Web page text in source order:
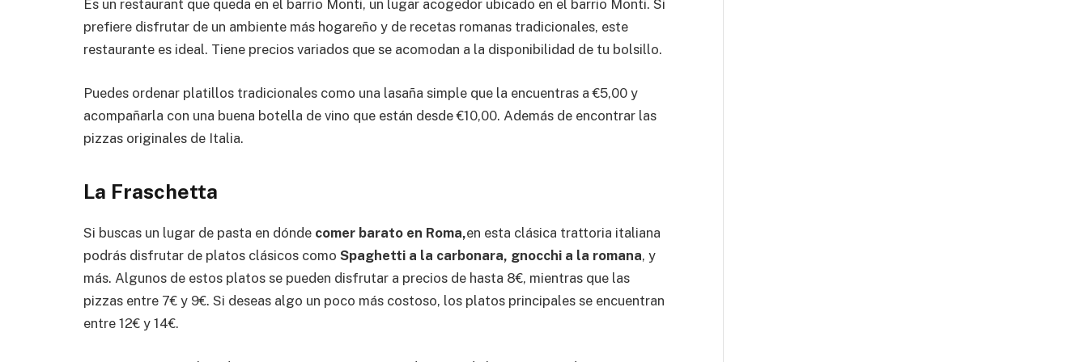
Es un restaurant que queda en el barrio Monti, un lugar acogedor ubicado en el barrio Monti. Si
prefiere disfrutar de un ambiente más hogareño y de recetas romanas tradicionales, este
restaurante es ideal. Tiene precios variados que se acomodan a la disponibilidad de tu bolsillo.
Puedes ordenar platillos tradicionales como una lasaña simple que la encuentras a €5,00 y
acompañarla con una buena botella de vino que están desde €10,00. Además de encontrar las
pizzas originales de Italia.
La Fraschetta
Si buscas un lugar de pasta en dónde comer barato en Roma,en esta clásica trattoria italiana
podrás disfrutar de platos clásicos como Spaghetti a la carbonara, gnocchi a la romana, y
más. Algunos de estos platos se pueden disfrutar a precios de hasta 8€, mientras que las
pizzas entre 7€ y 9€. Si deseas algo un poco más costoso, los platos principales se encuentran
entre 12€ y 14€.